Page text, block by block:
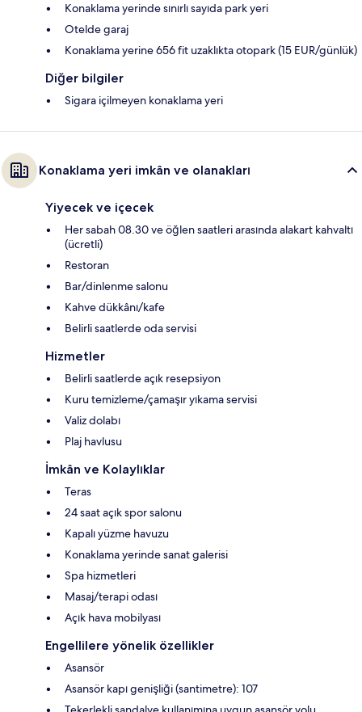
Konaklama yerinde sınırlı sayıda park yeri
Otelde garaj
Konaklama yerine 656 fit uzaklıkta otopark (15 EUR/günlük)
Diğer bilgiler
Sigara içilmeyen konaklama yeri
Konaklama yeri imkân ve olanakları
Yiyecek ve içecek
Her sabah 08.30 ve öğlen saatleri arasında alakart kahvaltı
(ücretli)
Restoran
Bar/dinlenme salonu
Kahve dükkânı/kafe
Belirli saatlerde oda servisi
Hizmetler
Belirli saatlerde açık resepsiyon
Kuru temizleme/çamaşır yıkama servisi
Valiz dolabı
Plaj havlusu
İmkân ve Kolaylıklar
Teras
24 saat açık spor salonu
Kapalı yüzme havuzu
Konaklama yerinde sanat galerisi
Spa hizmetleri
Masaj/terapi odası
Açık hava mobilyası
Engellilere yönelik özellikler
Asansör
Asansör kapı genişliği (santimetre): 107